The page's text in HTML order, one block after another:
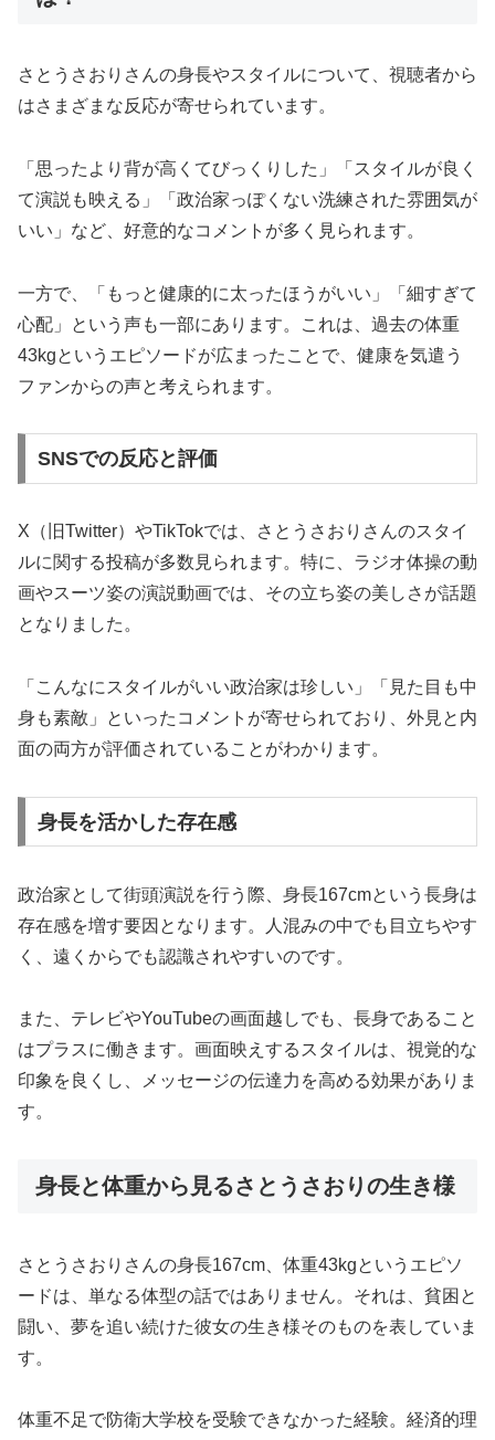
さとうさおりさんの身長やスタイルについて、視聴者から
はさまざまな反応が寄せられています。
「思ったより背が高くてびっくりした」「スタイルが良く
て演説も映える」「政治家っぽくない洗練された雰囲気が
いい」など、好意的なコメントが多く見られます。
一方で、「もっと健康的に太ったほうがいい」「細すぎて
心配」という声も一部にあります。これは、過去の体重
43kgというエピソードが広まったことで、健康を気遣う
ファンからの声と考えられます。
SNSでの反応と評価
X（旧Twitter）やTikTokでは、さとうさおりさんのスタイ
ルに関する投稿が多数見られます。特に、ラジオ体操の動
画やスーツ姿の演説動画では、その立ち姿の美しさが話題
となりました。
「こんなにスタイルがいい政治家は珍しい」「見た目も中
身も素敵」といったコメントが寄せられており、外見と内
面の両方が評価されていることがわかります。
身長を活かした存在感
政治家として街頭演説を行う際、身長167cmという長身は
存在感を増す要因となります。人混みの中でも目立ちやす
く、遠くからでも認識されやすいのです。
また、テレビやYouTubeの画面越しでも、長身であること
はプラスに働きます。画面映えするスタイルは、視覚的な
印象を良くし、メッセージの伝達力を高める効果がありま
す。
身長と体重から見るさとうさおりの生き様
さとうさおりさんの身長167cm、体重43kgというエピソ
ードは、単なる体型の話ではありません。それは、貧困と
闘い、夢を追い続けた彼女の生き様そのものを表していま
す。
体重不足で防衛大学校を受験できなかった経験。経済的理